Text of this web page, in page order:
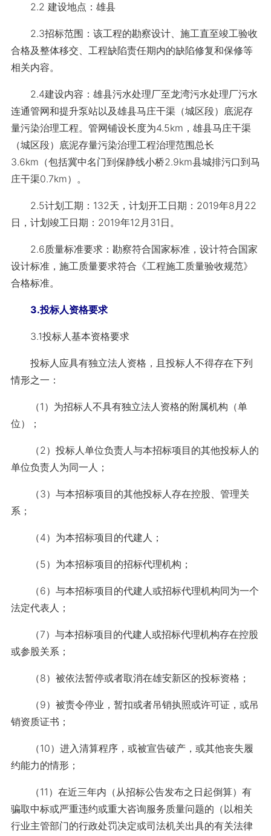
2.2 建设地点：雄县
2.3招标范围：该工程的勘察设计、施工直至竣工验收
合格及整体移交、工程缺陷责任期内的缺陷修复和保修等
相关内容。
2.4建设内容：雄县污水处理厂至龙湾污水处理厂污水
连通管网和提升泵站以及雄县马庄干渠（城区段）底泥存
量污染治理工程。管网铺设长度为4.5km，雄县马庄干渠
（城区段）底泥存量污染治理工程治理范围总长
3.6km（包括冀中名门到保静线小桥2.9km县城排污口到马
庄干渠0.7km）。
2.5计划工期：132天，计划开工日期：2019年8月22
日，计划竣工日期：2019年12月31日。
2.6质量标准要求：勘察符合国家标准，设计符合国家
设计标准，施工质量要求符合《工程施工质量验收规范》
合格标准。
3.投标人资格要求
3.1投标人基本资格要求
投标人应具有独立法人资格，且投标人不得存在下列
情形之一：
（1）为招标人不具有独立法人资格的附属机构（单
位）；
（2）投标人单位负责人与本招标项目的其他投标人的
单位负责人为同一人；
（3）与本招标项目的其他投标人存在控股、管理关
系；
（4）为本招标项目的代建人；
（5）为本招标项目的招标代理机构；
（6）与本招标项目的代建人或招标代理机构同为一个
法定代表人；
（7）与本招标项目的代建人或招标代理机构存在控股
或参股关系；
（8）被依法暂停或者取消在雄安新区的投标资格；
（9）被责令停业，暂扣或者吊销执照或许可证，或吊
销资质证书；
（10）进入清算程序，或被宣告破产，或其他丧失履
约能力的情形；
（11）在近三年内（从招标公告发布之日起倒算）有
骗取中标或严重违约或重大咨询服务质量问题的（以相关
行业主管部门的行政处罚决定或司法机关出具的有关法律